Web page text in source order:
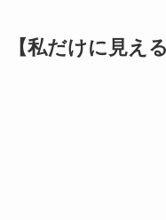
【私だけに見え